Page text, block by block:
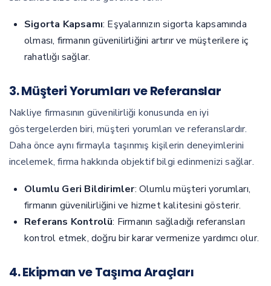
Sigorta Kapsamı: Eşyalarınızın sigorta kapsamında
olması, firmanın güvenilirliğini artırır ve müşterilere iç
rahatlığı sağlar.
3. Müşteri Yorumları ve Referanslar
Nakliye firmasının güvenilirliği konusunda en iyi
göstergelerden biri, müşteri yorumları ve referanslardır.
Daha önce aynı firmayla taşınmış kişilerin deneyimlerini
incelemek, firma hakkında objektif bilgi edinmenizi sağlar.
Olumlu Geri Bildirimler: Olumlu müşteri yorumları,
firmanın güvenilirliğini ve hizmet kalitesini gösterir.
Referans Kontrolü: Firmanın sağladığı referansları
kontrol etmek, doğru bir karar vermenize yardımcı olur.
4. Ekipman ve Taşıma Araçları